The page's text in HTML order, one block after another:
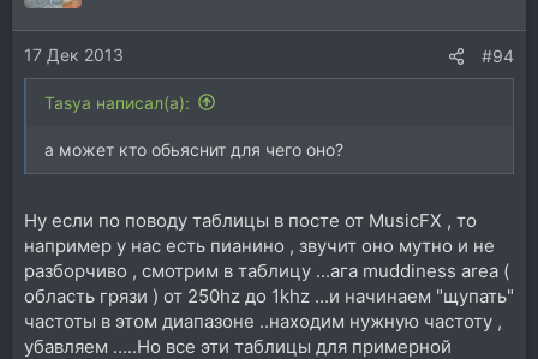
17 Дек 2013 #94
Tasya написал(а):
а может кто обьяснит для чего оно?
Ну если по поводу таблицы в посте от MusicFX , то
например у нас есть пианино , звучит оно мутно и не
разборчиво , смотрим в таблицу ...ага muddiness area (
область грязи ) от 250hz до 1khz ...и начинаем "щупать"
частоты в этом диапазоне ..находим нужную частоту ,
убавляем .....Но все эти таблицы для примерной